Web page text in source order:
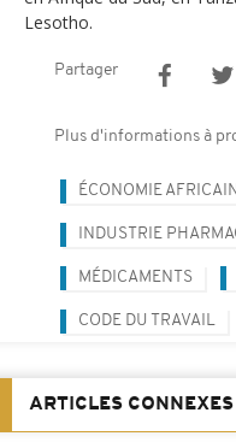
Lesotho.
Partager
Plus d'informations à
ÉCONOMIE
INDUSTRIE
MÉDICAMENTS
CODE DU TRAVAIL
ARTICLES CONNEXES